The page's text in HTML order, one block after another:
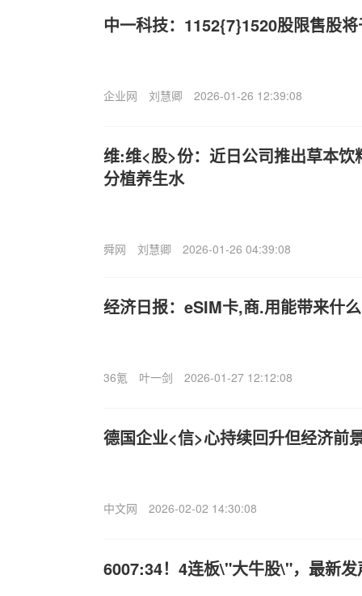
中一科技：1152{7}1520股限售股
企业网 刘慧卿 2026-01-26 12:39:08
维:维<股>份：近日公司推出草本
分植养生水
舜网 刘慧卿 2026-01-26 04:39:08
经济日报：eSIM卡,商.用能带来什么
36氪 叶一剑 2026-01-27 12:12:08
德国企业<信>心持续回升但经济前
中文网 2026-02-02 14:30:08
6007:34！4连板\"大牛股\"，最新发